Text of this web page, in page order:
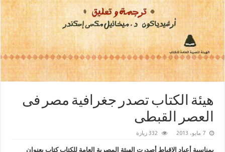
هيئة الكتاب تصدر جغرافية مصر فى
العصر القبطى
7 مايو، 2013 332 زيارة
بمناسبة أعياد الاقباط أصدرت الهيئة المصرية العامة للكتاب كتاب بعنوان